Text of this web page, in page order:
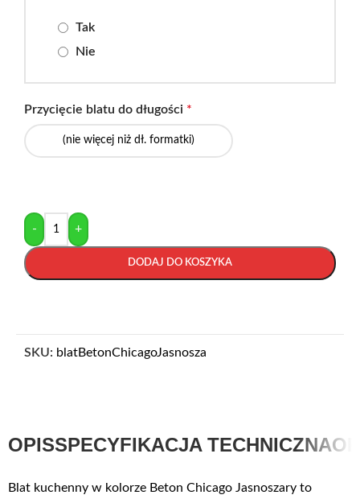
Tak
Nie
Przycięcie blatu do długości *
- +
DODAJ DO KOSZYKA
SKU: blatBetonChicagoJasnosza
OPISSPECYFIKACJA TECHNICZNA
Blat kuchenny w kolorze Beton Chicago Jasnoszary to